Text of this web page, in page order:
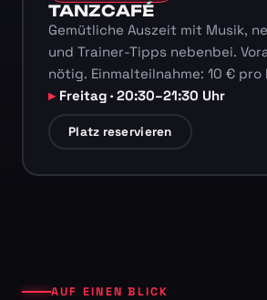
TANZCAFÉ
Gemütliche Auszeit mit Musik,
und Trainer-Tipps nebenbei.
nötig. Einmalteilnahme: 10 € pro
Freitag · 20:30–21:30 Uhr
Platz reservieren
AUF EINEN BLICK